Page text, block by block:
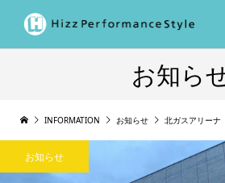
お知ら
INFORMATION お知らせ 北ガスアリーナ
お知らせ